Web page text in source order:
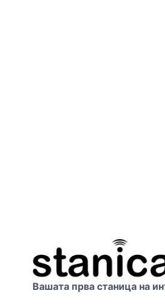
Вашата прва станица на